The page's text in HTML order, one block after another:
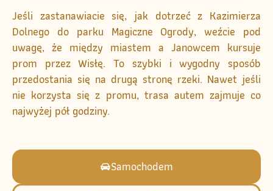
Jeśli zastanawiacie się, jak dotrzeć z Kazimierza
Dolnego do parku Magiczne Ogrody, weźcie pod
uwagę, że między miastem a Janowcem kursuje
prom przez Wisłę. To szybki i wygodny sposób
przedostania się na drugą stronę rzeki. Nawet jeśli
nie korzysta się z promu, trasa autem zajmuje co
najwyżej pół godziny.
Samochodem